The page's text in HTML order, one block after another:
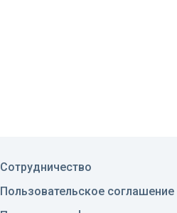
Сотрудничество
Пользовательское соглашение